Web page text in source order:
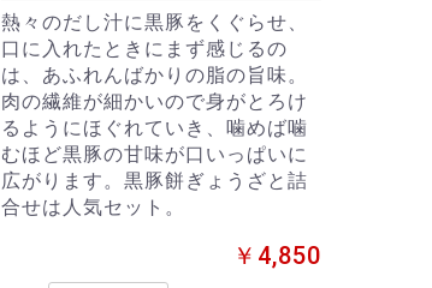
熱々のだし汁に黒豚をくぐらせ、
口に入れたときにまず感じるの
は、あふれんばかりの脂の旨味。
肉の繊維が細かいので身がとろけ
るようにほぐれていき、噛めば噛
むほど黒豚の甘味が口いっぱいに
広がります。黒豚餅ぎょうざと詰
合せは人気セット。
￥4,850